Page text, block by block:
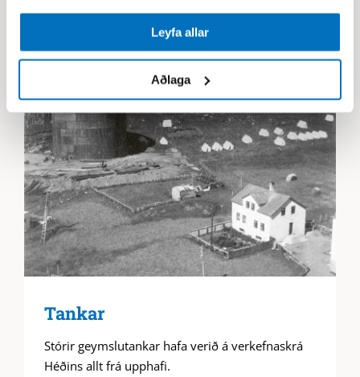
Leyfa allar
Aðlaga
sköpunarsaga þess hefst bókstaflega í Héðni.
Tankar
Stórir geymslutankar hafa verið á verkefnaskrá
Héðins allt frá upphafi.